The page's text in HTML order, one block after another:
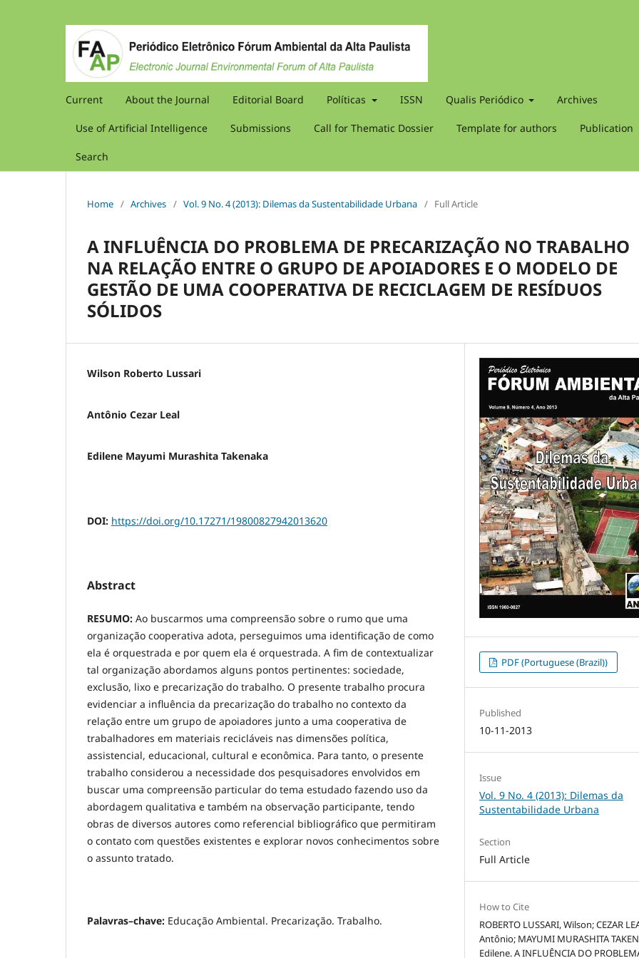
Current About the Journal Editorial Board Políticas ISSN Qualis Periódico Archives
Use of Artificial Intelligence Submissions Call for Thematic Dossier Template for authors Publication
Search
Home / Archives / Vol. 9 No. 4 (2013): Dilemas da Sustentabilidade Urbana / Full Article
A INFLUÊNCIA DO PROBLEMA DE PRECARIZAÇÃO NO TRABALHO
NA RELAÇÃO ENTRE O GRUPO DE APOIADORES E O MODELO DE
GESTÃO DE UMA COOPERATIVA DE RECICLAGEM DE RESÍDUOS
SÓLIDOS
Wilson Roberto Lussari
Antônio Cezar Leal
Edilene Mayumi Murashita Takenaka
DOI: https://doi.org/10.17271/19800827942013620
Abstract
RESUMO: Ao buscarmos uma compreensão sobre o rumo que uma
organização cooperativa adota, perseguimos uma identificação de como
ela é orquestrada e por quem ela é orquestrada. A fim de contextualizar
tal organização abordamos alguns pontos pertinentes: sociedade,
exclusão, lixo e precarização do trabalho. O presente trabalho procura
evidenciar a influência da precarização do trabalho no contexto da
relação entre um grupo de apoiadores junto a uma cooperativa de
trabalhadores em materiais recicláveis nas dimensões política,
assistencial, educacional, cultural e econômica. Para tanto, o presente
trabalho considerou a necessidade dos pesquisadores envolvidos em
buscar uma compreensão particular do tema estudado fazendo uso da
abordagem qualitativa e também na observação participante, tendo
obras de diversos autores como referencial bibliográfico que permitiram
o contato com questões existentes e explorar novos conhecimentos sobre
o assunto tratado.
Palavras–chave: Educação Ambiental. Precarização. Trabalho.
PDF (Portuguese (Brazil))
Published
10-11-2013
Issue
Vol. 9 No. 4 (2013): Dilemas da
Sustentabilidade Urbana
Section
Full Article
How to Cite
ROBERTO LUSSARI, Wilson; CEZAR
Antônio; MAYUMI MURASHITA
Edilene. A INFLUÊNCIA DO